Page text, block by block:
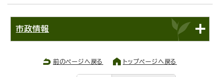
市政情報
前のページへ戻る トップページへ戻る